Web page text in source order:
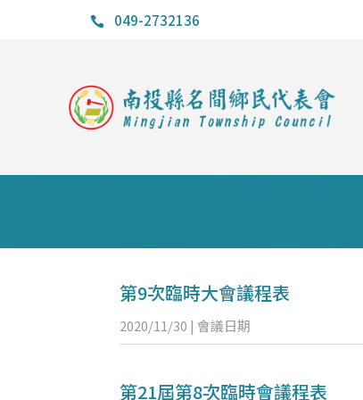
 049-2732136
第9次臨時大會議程表
2020/11/30 |會議日期
第21屆第8次臨時會議程表